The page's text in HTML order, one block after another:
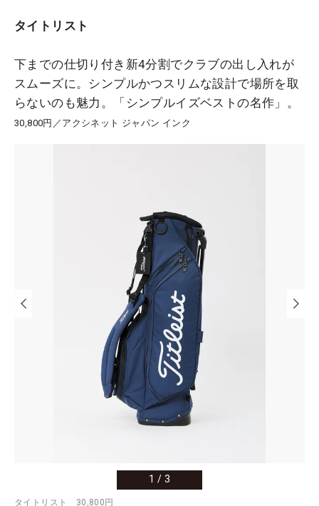
タイトリスト
下までの仕切り付き新4分割でクラブの出し入れが
スムーズに。シンプルかつスリムな設計で場所を取
らないのも魅力。「シンプルイズベストの名作」。
30,800円／アクシネット ジャパン インク
1 / 3
タイトリスト 30,800円